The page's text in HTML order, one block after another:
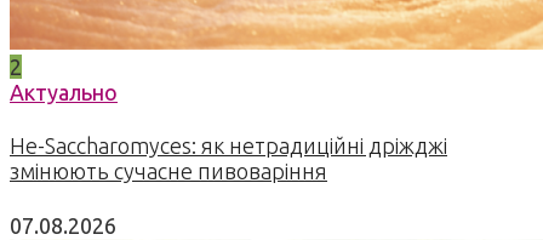
2
Актуально
Не-Saccharomyces: як нетрадиційні дріжджі
змінюють сучасне пивоваріння
07.08.2026